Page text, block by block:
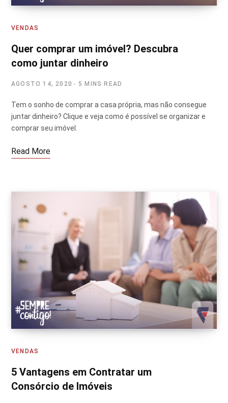
VENDAS
Quer comprar um imóvel? Descubra
como juntar dinheiro
AGOSTO 14, 2020 5 MINS READ
Tem o sonho de comprar a casa própria, mas não consegue
juntar dinheiro? Clique e veja como é possível se organizar e
comprar seu imóvel.
Read More
VENDAS
5 Vantagens em Contratar um
Consórcio de Imóveis